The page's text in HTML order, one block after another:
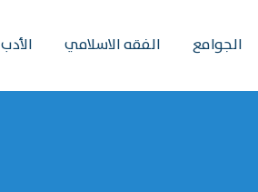
الجوامع الفقه الاسلامي الأدب